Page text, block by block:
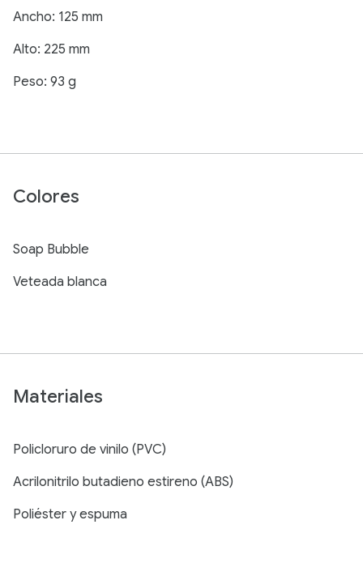
Ancho: 125 mm
Alto: 225 mm
Peso: 93 g
Colores
Soap Bubble
Veteada blanca
Materiales
Policloruro de vinilo (PVC)
Acrilonitrilo butadieno estireno (ABS)
Poliéster y espuma